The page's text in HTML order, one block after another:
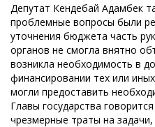
Депутат Кендебай Адамбек
проблемные вопросы были
уточнения бюджета часть
органов не смогла внятно
возникла необходимость в
финансировании тех или
могли предоставить
Главы государства
чрезмерные траты на